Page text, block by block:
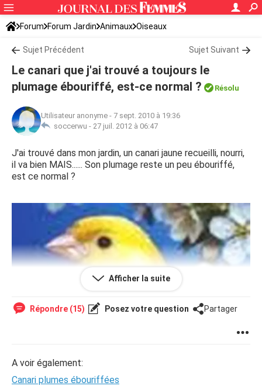
Forum Forum Jardin Animaux Oiseaux
Sujet Précédent Sujet Suivant
Le canari que j'ai trouvé a toujours le
plumage ébouriffé, est-ce normal ?
Résolu
Utilisateur anonyme - 7 sept. 2010 à 19:36
soccerwu - 27 juil. 2012 à 06:47
J'ai trouvé dans mon jardin, un canari jaune recueilli, nourri,
il va bien MAIS...... Son plumage reste un peu ébouriffé,
est ce normal ?
Afficher la suite
Répondre (15) Posez votre question Partager
A voir également:
Canari plumes ébouriffées